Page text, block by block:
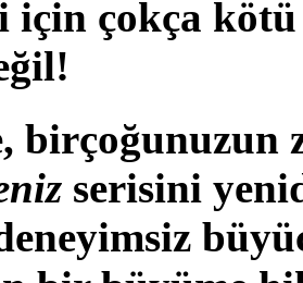
için çokça kötü
serisini